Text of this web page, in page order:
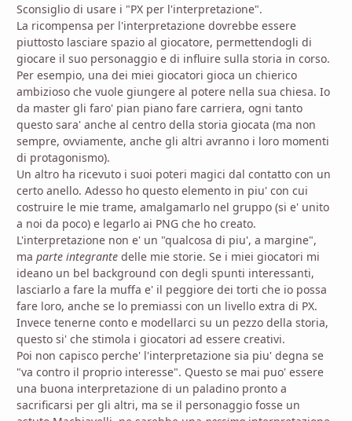
Sconsiglio di usare i "PX per l'interpretazione".
La ricompensa per l'interpretazione dovrebbe essere
piuttosto lasciare spazio al giocatore, permettendogli di
giocare il suo personaggio e di influire sulla storia in corso.
Per esempio, una dei miei giocatori gioca un chierico
ambizioso che vuole giungere al potere nella sua chiesa. Io
da master gli faro' pian piano fare carriera, ogni tanto
questo sara' anche al centro della storia giocata (ma non
sempre, ovviamente, anche gli altri avranno i loro momenti
di protagonismo).
Un altro ha ricevuto i suoi poteri magici dal contatto con un
certo anello. Adesso ho questo elemento in piu' con cui
costruire le mie trame, amalgamarlo nel gruppo (si e' unito
a noi da poco) e legarlo ai PNG che ho creato.
L'interpretazione non e' un "qualcosa di piu', a margine",
ma parte integrante delle mie storie. Se i miei giocatori mi
ideano un bel background con degli spunti interessanti,
lasciarlo a fare la muffa e' il peggiore dei torti che io possa
fare loro, anche se lo premiassi con un livello extra di PX.
Invece tenerne conto e modellarci su un pezzo della storia,
questo si' che stimola i giocatori ad essere creativi.
Poi non capisco perche' l'interpretazione sia piu' degna se
"va contro il proprio interesse". Questo se mai puo' essere
una buona interpretazione di un paladino pronto a
sacrificarsi per gli altri, ma se il personaggio fosse un